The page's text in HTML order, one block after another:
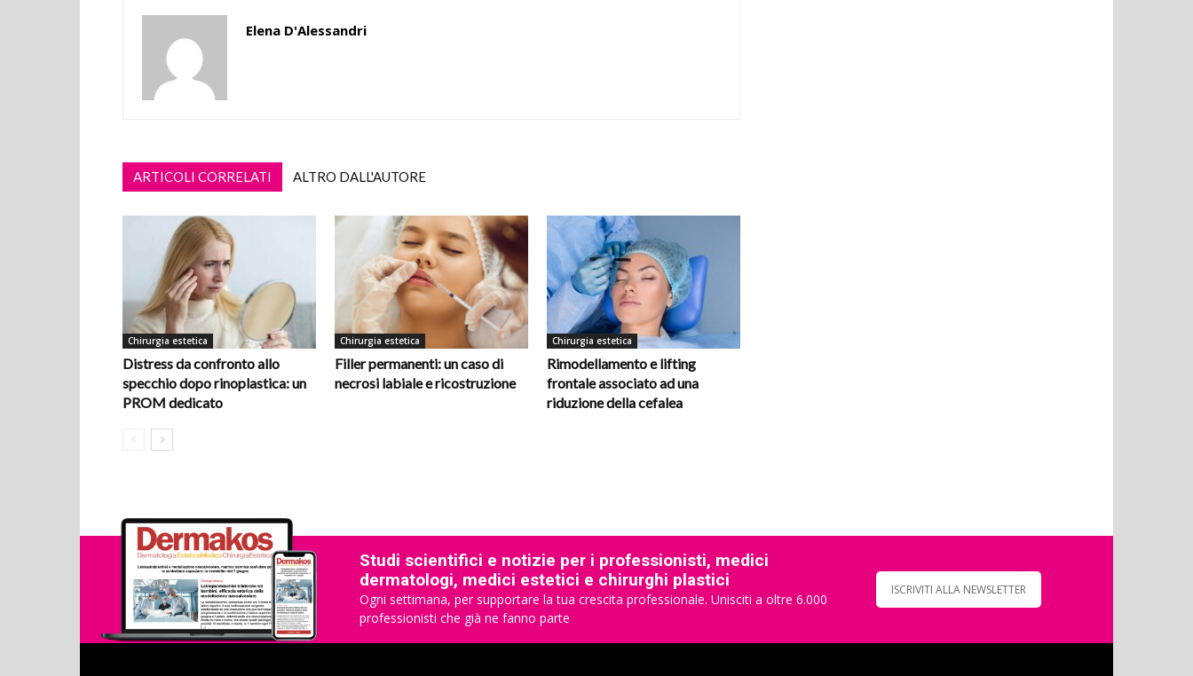
Elena D'Alessandri
ARTICOLI CORRELATI ALTRO DALL'AUTORE
Chirurgia estetica
Distress da confronto allo
specchio dopo rinoplastica: un
PROM dedicato
Chirurgia estetica
Filler permanenti: un caso di
necrosi labiale e ricostruzione
Chirurgia estetica
Rimodellamento e lifting
frontale associato ad una
riduzione della cefalea
Studi scientifici e notizie per i professionisti, medici
dermatologi, medici estetici e chirurghi plastici
Ogni settimana, per supportare la tua crescita professionale. Unisciti a oltre 6.000
professionisti che già ne fanno parte
ISCRIVITI ALLA NEWSLETTER